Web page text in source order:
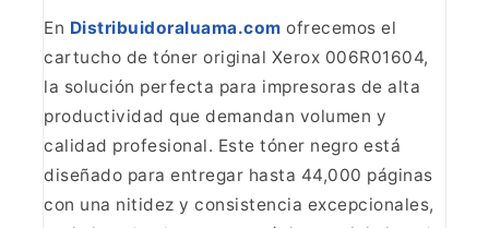
En Distribuidoraluama.com ofrecemos el
cartucho de tóner original Xerox 006R01604,
la solución perfecta para impresoras de alta
productividad que demandan volumen y
calidad profesional. Este tóner negro está
diseñado para entregar hasta 44,000 páginas
con una nitidez y consistencia excepcionales,